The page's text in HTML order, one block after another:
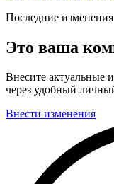
Последние изменения
Это ваша
Внесите актуальные
через удобный
Внести изменения